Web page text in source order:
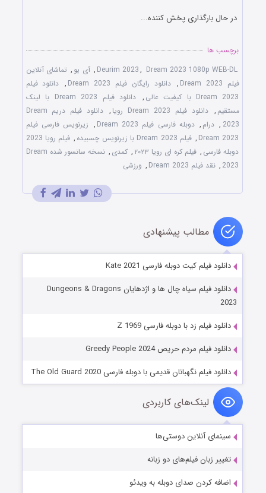
در حال بارگذاری پخش کننده...
برچسب ها
Deurim 2023, Dream 2023 1080p WEB-DL
, آی یو , تماشای آنلاین
فیلم Dream 2023
, دانلود رایگان فیلم Dream 2023 , دانلود فیلم
Dream 2023 با کیفیت عالی
,
دانلود فیلم Dream 2023 با لینک
مستقیم , دانلود فیلم Dream 2023 رویا ,
دانلود فیلم دریم Dream
2023
, درام , دوبله فارسی فیلم Dream 2023 , زیرنویس فارسی فیلم
Dream 2023
, فیلم Dream 2023 با زیرنویس چسبیده ,
فیلم رویا 2023
دوبله فارسی , فیلم کره ای رویا ۲۰۲۳ , کمدی ,
نسخه سانسور شده Dream
2023
, نقد فیلم Dream 2023 , ورزشی
مطالب پیشنهادی
دانلود فیلم کیت دوبله فارسی Kate 2021
دانلود فیلم سیاه‌ چال‌ ها و اژدهایان Dungeons & Dragons
2023
دانلود فیلم زد با دوبله فارسی Z 1969
دانلود فیلم مردم حریص Greedy People 2024
دانلود فیلم نگهبانان قدیمی با دوبله فارسی The Old Guard 2020
لینک‌های کاربردی
سینمای آنلاین دوستی‌ها
تغییر زبان فیلم‌های دو زبانه
اضافه کردن صدای دوبله به ویدئو